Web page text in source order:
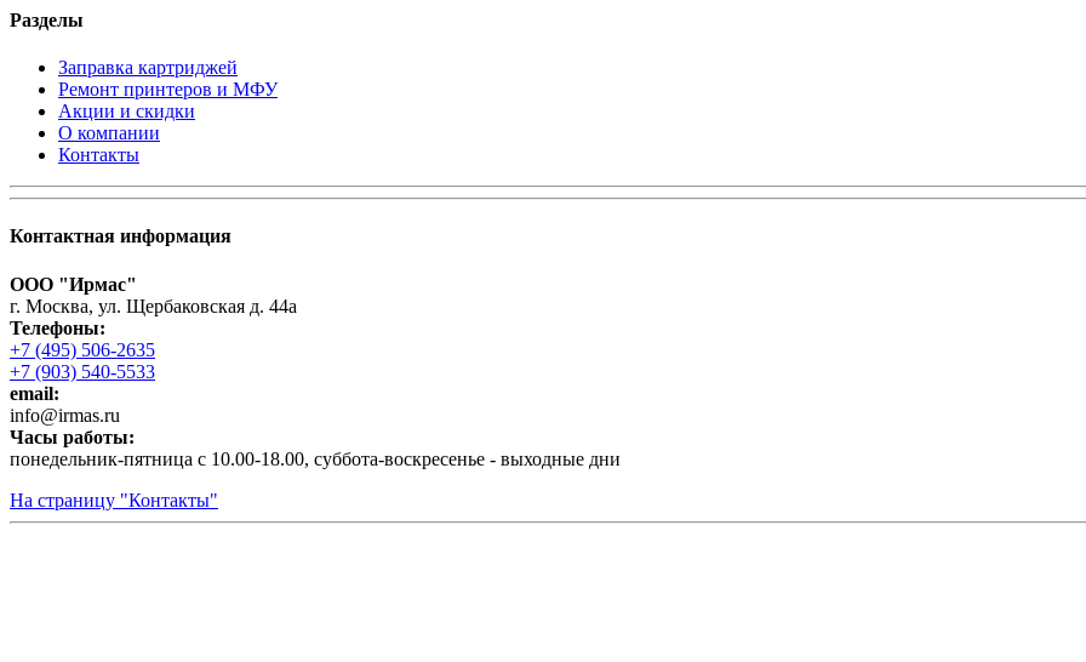
Разделы
Заправка картриджей
Ремонт принтеров и МФУ
Акции и скидки
О компании
Контакты
Контактная информация
ООО "Ирмас"
г. Москва, ул. Щербаковская д. 44а
Телефоны:
+7 (495) 506-2635
+7 (903) 540-5533
email:
infо@irmas.ru
Часы работы:
понедельник-пятница с 10.00-18.00, суббота-воскресенье - выходные дни
На страницу "Контакты"